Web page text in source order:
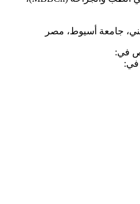
جامعة أسيوط، مصر
في:
في: